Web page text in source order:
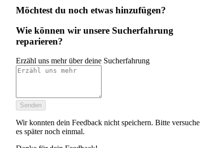
Möchtest du noch etwas hinzufügen?
Wie können wir unsere Sucherfahrung
reparieren?
Erzähl uns mehr über deine Sucherfahrung
Senden
Wir konnten dein Feedback nicht speichern. Bitte versuche
es später noch einmal.